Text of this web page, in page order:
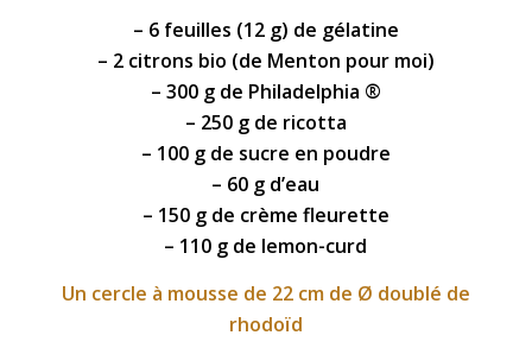
– 6 feuilles (12 g) de gélatine
– 2 citrons bio (de Menton pour moi)
– 300 g de Philadelphia ®
– 250 g de ricotta
– 100 g de sucre en poudre
– 60 g d’eau
– 150 g de crème fleurette
– 110 g de lemon-curd
Un cercle à mousse de 22 cm de Ø doublé de
rhodoïd